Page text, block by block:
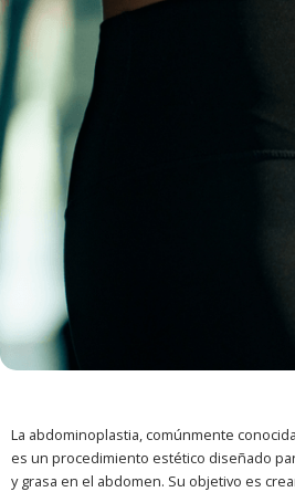
La abdominoplastia, comúnmente
es un procedimiento estético diseñado
y grasa en el abdomen. Su objetivo es